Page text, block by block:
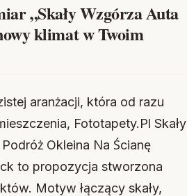
„Skały Wzgórza Auta
klimat w Twoim
aranżacji, która od razu
Fototapety.Pl Skały
Okleina Na Ścianę
to propozycja stworzona
Motyw łączący skały,